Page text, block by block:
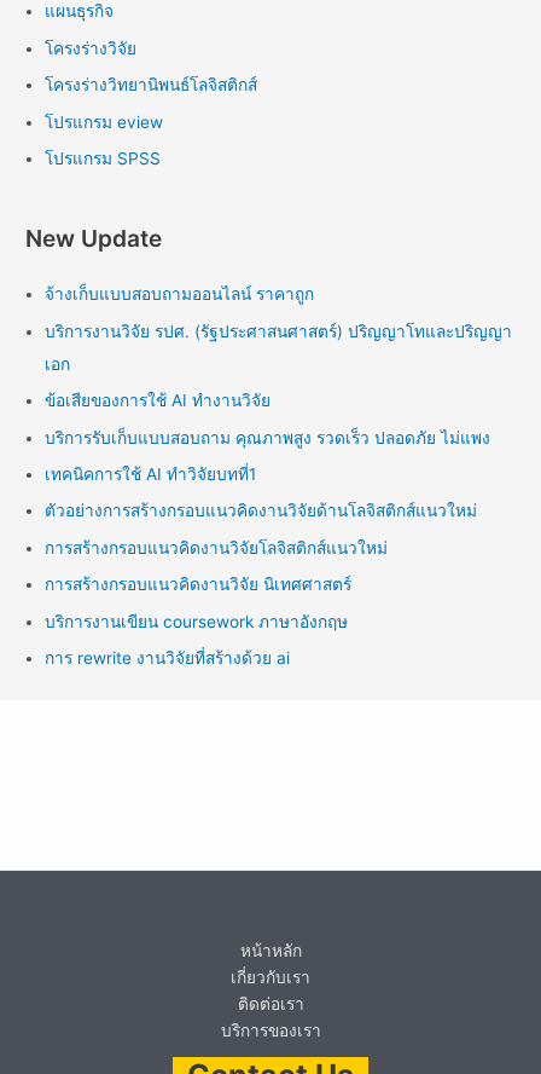
แผนธุรกิจ
โครงร่างวิจัย
โครงร่างวิทยานิพนธ์โลจิสติกส์
โปรแกรม eview
โปรแกรม SPSS
New Update
จ้างเก็บแบบสอบถามออนไลน์ ราคาถูก
บริการงานวิจัย รปศ. (รัฐประศาสนศาสตร์) ปริญญาโทและปริญญา
เอก
ข้อเสียของการใช้ AI ทำงานวิจัย
บริการรับเก็บแบบสอบถาม คุณภาพสูง รวดเร็ว ปลอดภัย ไม่แพง
เทคนิคการใช้ AI ทำวิจัยบทที่1
ตัวอย่างการสร้างกรอบแนวคิดงานวิจัยด้านโลจิสติกส์แนวใหม่
การสร้างกรอบแนวคิดงานวิจัยโลจิสติกส์แนวใหม่
การสร้างกรอบแนวคิดงานวิจัย นิเทศศาสตร์
บริการงานเขียน coursework ภาษาอังกฤษ
การ rewrite งานวิจัยที่สร้างด้วย ai
หน้าหลัก
เกี่ยวกับเรา
ติดต่อเรา
บริการของเรา